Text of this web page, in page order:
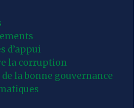
d’appui
la corruption
la bonne gouvernance